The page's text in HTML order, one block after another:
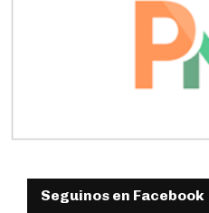
Seguinos en Facebook